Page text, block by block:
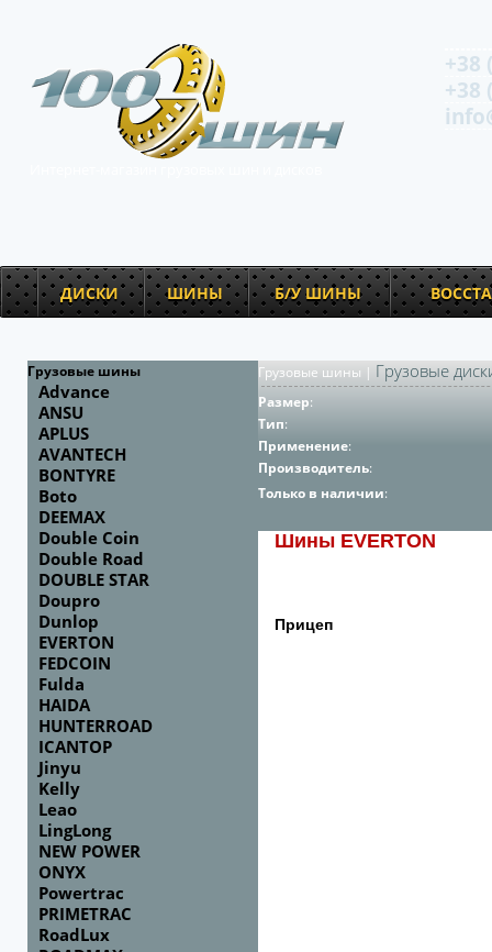
+38
+38
ДИСКИ ШИНЫ Б/У ШИНЫ
Грузовые шины
Advance
ANSU
APLUS
AVANTECH
BONTYRE
Boto
DEEMAX
Double Coin
Double Road
DOUBLE STAR
Doupro
Dunlop
EVERTON
FEDCOIN
Fulda
HAIDA
HUNTERROAD
ICANTOP
Jinyu
Kelly
Leao
LingLong
NEW POWER
ONYX
Powertrac
PRIMETRAC
RoadLux
Грузовые шины | Грузовые
Размер:
Тип:
Применение:
Производитель:
Только в наличии:
Шины EVERTON
Прицеп